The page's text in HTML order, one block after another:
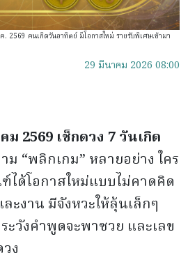
. 2569 คนเกิดวันอาทิตย์ มีโอกาสใหม่ รายรับพิเศษเข้ามา
29 มีนาคม 2026 08:00
ม 2569 เช็กดวง 7วันเกิด
“พลิกเกม” หลายอย่าง ใคร
ด้โอกาสใหม่แบบไม่คาดคิด
ละงาน มีจังหวะให้ลุ้นเล็กๆ
ะวังคำพูดจะพาซวย และเลข
ง